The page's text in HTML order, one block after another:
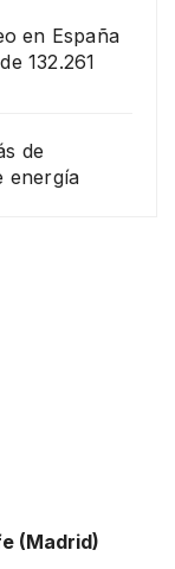
en España
132.261
de
energía
(Madrid)